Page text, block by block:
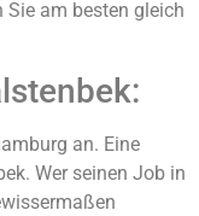
am besten gleich
an. Eine
Wer seinen Job in